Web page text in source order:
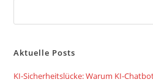
Aktuelle Posts
KI-Sicherheitslücke: Warum KI-